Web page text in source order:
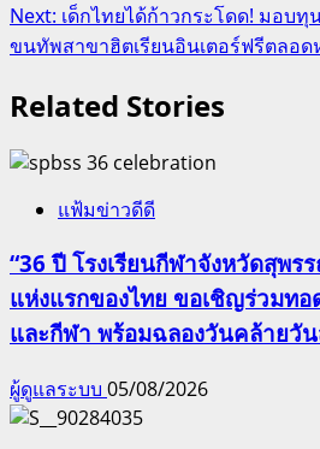
Next: เด็กไทยได้ก้าวกระโดด! มอบทุ
ขนทัพสาขาฮิตเรียนอินเตอร์ฟรีตลอด
Related Stories
แฟ้มข่าวดีดี
“36 ปี โรงเรียนกีฬาจังหวัดสุพร
แห่งแรกของไทย ขอเชิญร่วมทอ
และกีฬา พร้อมฉลองวันคล้ายวั
ผู้ดูแลระบบ 05/08/2026